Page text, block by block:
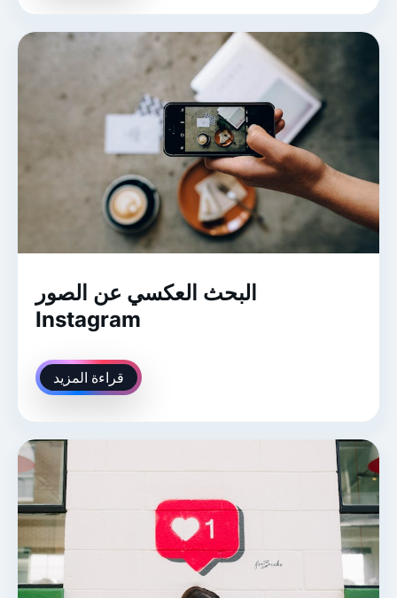
البحث العكسي عن الصور
Instagram
قراءة المزيد